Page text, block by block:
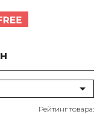
Рейтинг товара: